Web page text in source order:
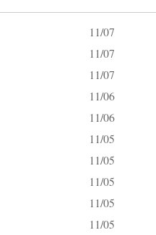
11/07
11/07
11/07
11/06
11/06
11/05
11/05
11/05
11/05
11/05